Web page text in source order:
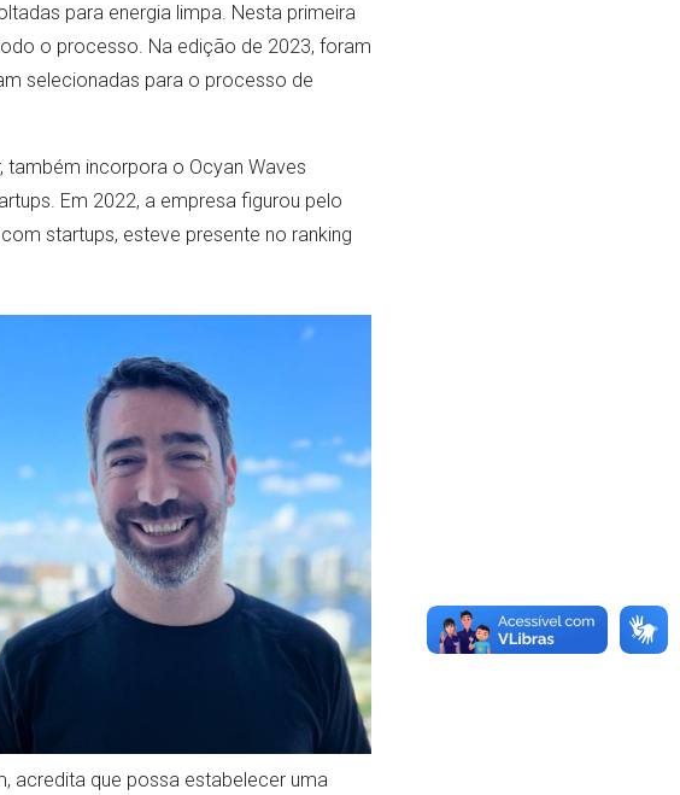
para energia limpa. Nesta primeira
o processo. Na edição de 2023, foram
selecionadas para o processo de
incorpora o Ocyan Waves
Em 2022, a empresa figurou pelo
startups, esteve presente no ranking
acredita que possa estabelecer uma